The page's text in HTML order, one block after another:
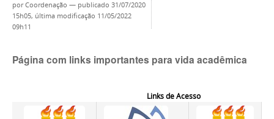
porCoordenação — publicado 31/07/2020
15h05, última modificação 11/05/2022
09h11
Página com links importantes para vida acadêmica
Links de Acesso